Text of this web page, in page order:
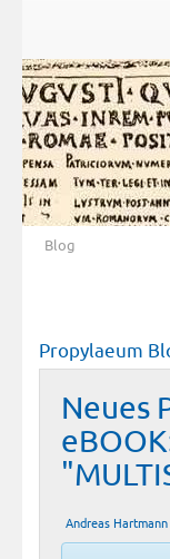
Blog
Propylaeum
Neues
Andreas Hartmann